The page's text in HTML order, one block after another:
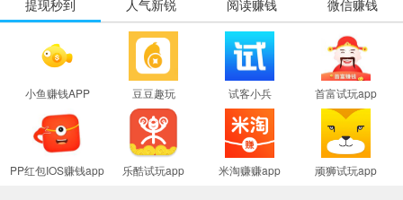
提现秒到 人气新锐 阅读赚钱 微信赚钱
小鱼赚钱APP 豆豆趣玩 试客小兵 首富试玩app
PP红包IOS赚钱app 乐酷试玩app 米淘赚赚app 顽狮试玩app